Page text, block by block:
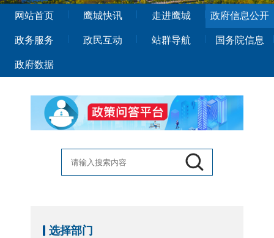
网站首页 鹰城快讯 走进鹰城 政府信息公开
政务服务 政民互动 站群导航 国务院信息
政府数据
选择部门